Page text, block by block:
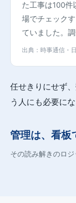
た工事は100件
場でチェック
ていました。
出典：時事通信・
任せきりにせず
う人にも必要にな
管理は、看板
その読み解きのロ